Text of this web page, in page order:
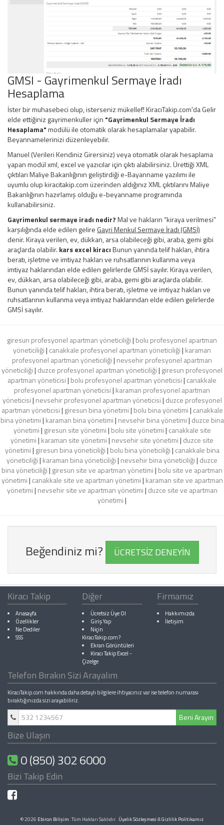
GMSI - Gayrimenkul Sermaye İradı
Hesaplama
İster bir muhasebeci olup, isterseniz mükellef! KiracıTakip.com'da Gelir
elde ettiğiniz gayrimenkuller için "Gayrimenkul Sermaye İradı
Hesaplama"modülü ile otomatik olarak hesaplamalar yapabilir.
Beyannamelerinizi düzenleyebilir.
Manuel (Verileri Kendiniz Girersiniz) veya otomatik olarak hesaplama
yapan modül xml, excel ve yazıcılar için çıktı alabilirsiniz. Ürettiği XML
çıktıları Maliye Bakanlığının geliştirdiği e-Bayanname yazılımı ile
uyumlu olup kiracitakip.com üzerinden aldığınız XML çıktılarını Maliye
Bakanlığının hazırlamış olduğu e-beyanname programında
kullanabilirsiniz.
Gayrimenkul sermaye iradı nedir?Mal ve hakların “kiraya verilmesi”
karşılığında elde edilen gelire Gayri Menkul Sermaye İradı (GMSİ)
denir. Kiraya verilen, ev, dükkan, arsa olabileceği gibi, araba, gemi gibi
araçlarda olabilir. kars excel kiracıBunun yanında telif hakları, ihtira
beratı, işletme ve imtiyaz hakları ve ruhsatlarının kullanma veya
imtiyaz haklarından elde edilen gelirlerde GMSİ sayılır. Kiraya verilen,
ev, dükkan, arsa olabileceği gibi, araba, gemi gibi araçlarda olabilir.
Bunun yanında telif hakları, ihtira beratı, işletme ve imtiyaz hakları ve
ruhsatlarının kullanma veya imtiyaz haklarından elde edilen gelirlerde
GMSİ sayılır.
giresun profesyonel apartman yöneticiliği| bolu profesyonel apartman
yöneticiliği| canakkale profesyonel apartman yöneticiliği| karaman
profesyonel apartman yöneticiliği| nevsehir profesyonel apartman
yöneticiliği| duzce profesyonel apartman yöneticiliği| giresun profesyonel
apartman yöneticisi| bolu profesyonel apartman yöneticisi| canakkale
profesyonel apartman yöneticisi| karaman profesyonel apartman
yöneticisi| nevsehir profesyonel apartman yöneticisi| duzce profesyonel
apartman yöneticisi| giresun bina yönetimi| bolu bina yönetimi| canakkale
bina yönetimi| karaman bina yönetimi| nevsehir bina yönetimi| duzce bina
yönetimi| giresun site yönetimi| bolu site yönetimi| canakkale site
yönetimi| karaman site yönetimi| nevsehir site yönetimi| duzce site
yönetimi| giresun bina yöneticiliği| bolu bina yöneticiliği| canakkale bina
yöneticiliği| karaman bina yöneticiliği| nevsehir bina yöneticiliği| duzce
bina yöneticiliği| giresun site ve apartman yönetimi| bolu site ve apartman
yönetimi| canakkale site ve apartman yönetimi| karaman site ve apartman
yönetimi| nevsehir site ve apartman yönetimi| duzce site ve apartman
yönetimi|
Beğendiniz mi? ÜCRETSİZ DENEYİN
Kiracı Takip
Anasayfa
Özellikler
Ne Dediler
SSS
Diğer
Ücretsiz Üye Ol
Giriş Yap
Niçin
KiracıTakip.com?
Ekran Görüntüleri
Kiracı Takip Excel-
Çizelge
Firmamız
Hakkımızda
İletişim
Telefon Bırakın Sizi Arayalım
KiracıTakip.com hakkında daha detaylı bilgilere ihtiyacınız var ise telefon numarası
bıraktığınızda sizi arayabiliriz.
Beni Arayın
Bize Ulaşın
0 (850) 302 6000
Bizi Takip Edin
© 2026 Ebiron Bilişim. Tüm Hakları Saklıdır. Üyelik Sözleşmesi &Gizlilik Politikamız